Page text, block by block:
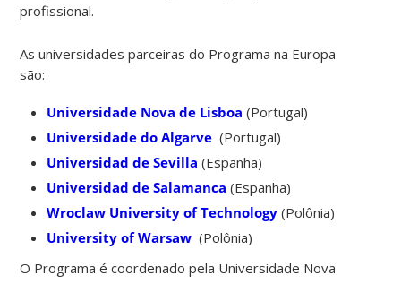
profissional.
As universidades parceiras do Programa na Europa
são:
Universidade Nova de Lisboa(Portugal)
Universidade do Algarve (Portugal)
Universidad de Sevilla (Espanha)
Universidad de Salamanca (Espanha)
Wroclaw University of Technology (Polônia)
University of Warsaw (Polônia)
O Programa é coordenado pela Universidade Nova